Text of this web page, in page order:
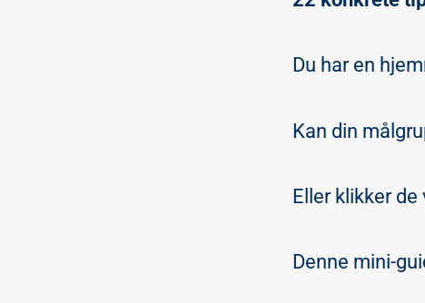
Du har en
Kan din
Eller klikker
Denne mini-